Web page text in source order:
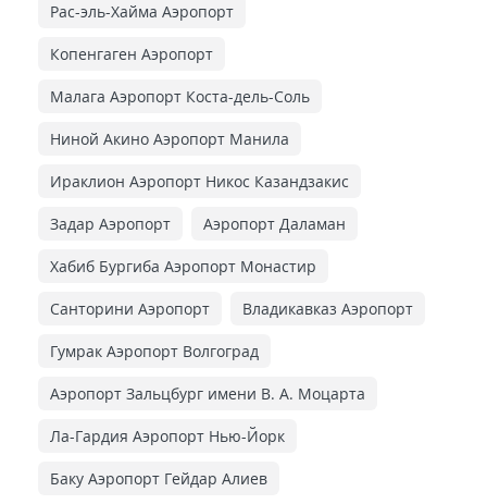
Рас-эль-Хайма Аэропорт
Копенгаген Аэропорт
Малага Аэропорт Коста-дель-Соль
Ниной Акино Аэропорт Манила
Ираклион Аэропорт Никос Казандзакис
Задар Аэропорт Аэропорт Даламан
Хабиб Бургиба Аэропорт Монастир
Санторини Аэропорт Владикавказ Аэропорт
Гумрак Аэропорт Волгоград
Аэропорт Зальцбург имени В. А. Моцарта
Ла-Гардия Аэропорт Нью-Йорк
Баку Аэропорт Гейдар Алиев